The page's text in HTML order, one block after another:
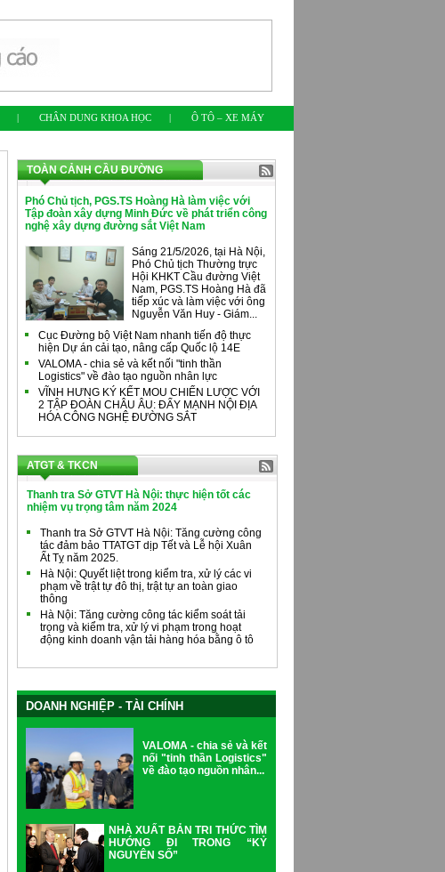
| CHÂN DUNG KHOA HỌC | Ô TÔ – XE MÁY
TOÀN CẢNH CẦU ĐƯỜNG
Phó Chủ tịch, PGS.TS Hoàng Hà làm việc với
Tập đoàn xây dựng Minh Đức về phát triển công
nghệ xây dựng đường sắt Việt Nam
Sáng 21/5/2026, tại Hà Nội,
Phó Chủ tịch Thường trực
Hội KHKT Cầu đường Việt
Nam, PGS.TS Hoàng Hà đã
tiếp xúc và làm việc với ông
Nguyễn Văn Huy - Giám...
Cục Đường bộ Việt Nam nhanh tiến độ thực
hiện Dự án cải tạo, nâng cấp Quốc lộ 14E
VALOMA - chia sẻ và kết nối "tinh thần
Logistics" về đào tạo nguồn nhân lực
VĨNH HƯNG KÝ KẾT MOU CHIẾN LƯỢC VỚI
2 TẬP ĐOÀN CHÂU ÂU: ĐẨY MẠNH NỘI ĐỊA
HÓA CÔNG NGHỆ ĐƯỜNG SẮT
ATGT & TKCN
Thanh tra Sở GTVT Hà Nội: thực hiện tốt các
nhiệm vụ trọng tâm năm 2024
Thanh tra Sở GTVT Hà Nội: Tăng cường công
tác đảm bảo TTATGT dịp Tết và Lễ hội Xuân
Ất Tỵ năm 2025.
Hà Nội: Quyết liệt trong kiểm tra, xử lý các vi
phạm về trật tự đô thị, trật tự an toàn giao
thông
Hà Nội: Tăng cường công tác kiểm soát tải
trọng và kiểm tra, xử lý vi phạm trong hoạt
động kinh doanh vận tải hàng hóa bằng ô tô
DOANH NGHIỆP - TÀI CHÍNH
VALOMA - chia sẻ và kết
nối "tinh thần Logistics"
về đào tạo nguồn nhân...
NHÀ XUẤT BẢN TRI THỨC TÌM
HƯỚNG ĐI TRONG “KỶ
NGUYÊN SỐ”